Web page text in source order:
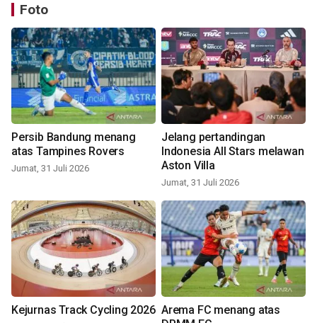
Foto
Persib Bandung menang
atas Tampines Rovers
Jumat, 31 Juli 2026
Jelang pertandingan
Indonesia All Stars melawan
Aston Villa
Jumat, 31 Juli 2026
Kejurnas Track Cycling 2026 Arema FC menang atas